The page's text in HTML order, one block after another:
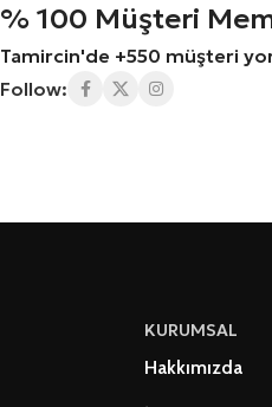
% 100 Müşteri
Tamircin'de +550 müşteri
Follow:
KURUMSAL
Hakkımızda